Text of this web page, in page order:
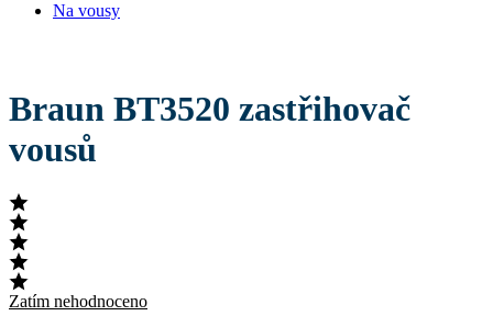
Na vousy
Braun BT3520 zastřihovač
vousů
Zatím nehodnoceno